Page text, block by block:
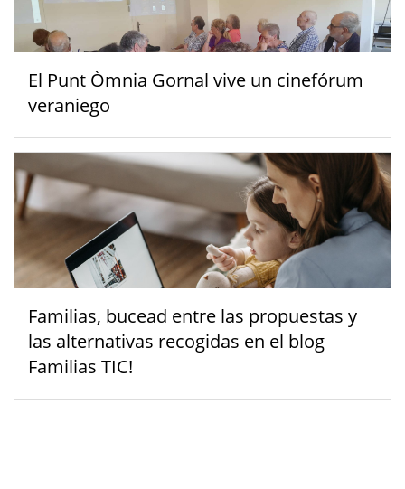
El Punt Òmnia Gornal vive un cinefórum
veraniego
Familias, bucead entre las propuestas y
las alternativas recogidas en el blog
Familias TIC!